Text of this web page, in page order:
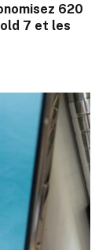
620
7 et les